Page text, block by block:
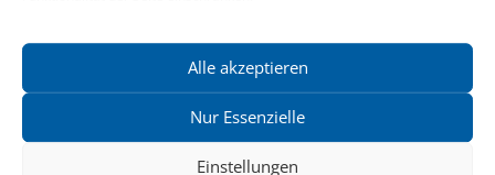
Alle akzeptieren
Nur Essenzielle
Einstellungen